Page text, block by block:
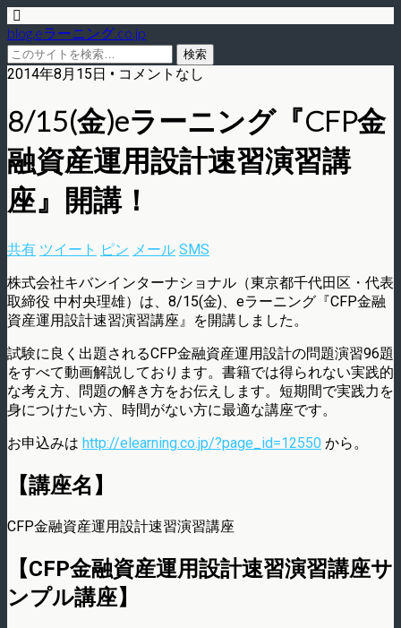
blog.eラーニング.co.jp
2014年8月15日 • コメントなし
8/15(金)eラーニング『CFP金
融資産運用設計速習演習講
座』開講！
共有 ツイート ピン メール SMS
株式会社キバンインターナショナル（東京都千代田区・代表
取締役 中村央理雄）は、8/15(金)、eラーニング『CFP金融
資産運用設計速習演習講座』を開講しました。
試験に良く出題されるCFP金融資産運用設計の問題演習96題
をすべて動画解説しております。書籍では得られない実践的
な考え方、問題の解き方をお伝えします。短期間で実践力を
身につけたい方、時間がない方に最適な講座です。
お申込みは http://elearning.co.jp/?page_id=12550 から。
【講座名】
CFP金融資産運用設計速習演習講座
【CFP金融資産運用設計速習演習講座サ
ンプル講座】